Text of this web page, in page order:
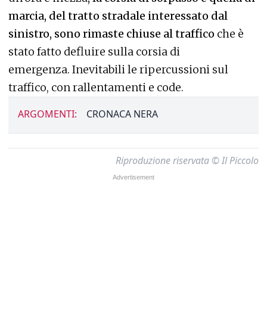
marcia, del tratto stradale interessato dal
sinistro, sono rimaste chiuse al traffico che è
stato fatto defluire sulla corsia di
emergenza. Inevitabili le ripercussioni sul
traffico, con rallentamenti e code.
ARGOMENTI: CRONACA NERA
Riproduzione riservata © Il Piccolo